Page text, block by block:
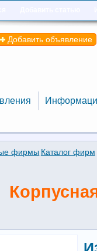
Добавить объявление
фирмы Каталог фирм